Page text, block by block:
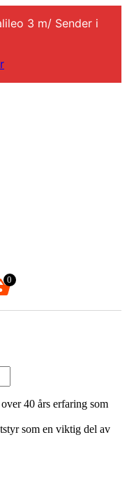
3 m/ Sender i
0
40 års erfaring som
som en viktig del av